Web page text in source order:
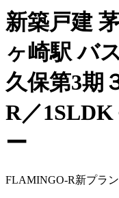
新築戸建
ヶ崎駅 バ
久保第3期
R／
ー
FLAMINGO-R新プラン